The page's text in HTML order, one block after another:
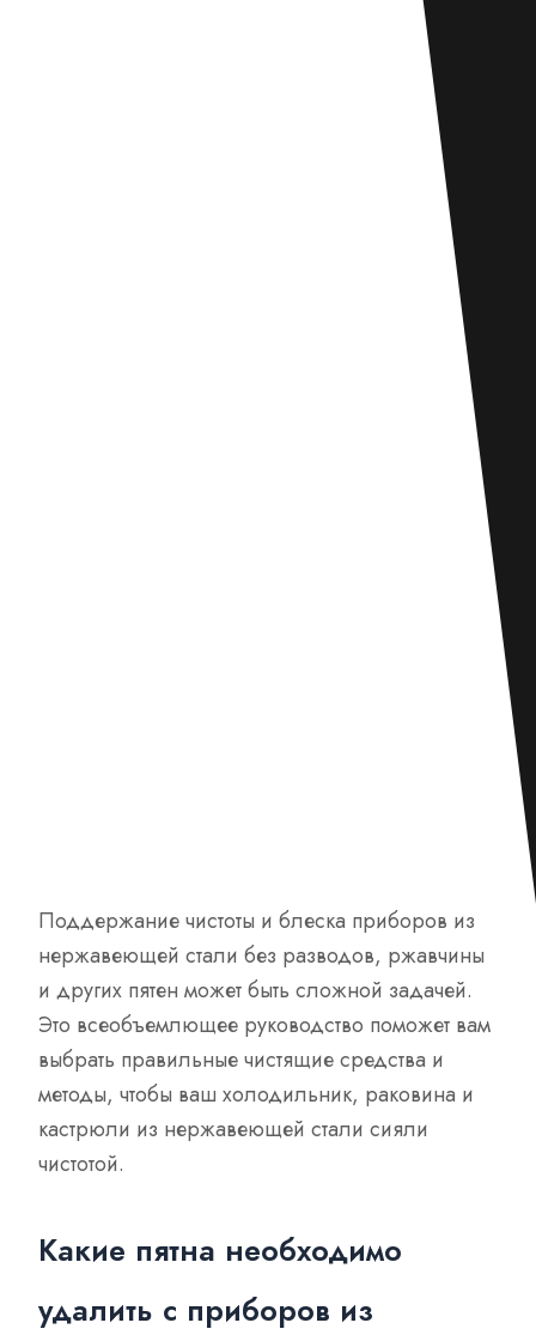
Поддержание чистоты и блеска приборов из
нержавеющей стали без разводов, ржавчины
и других пятен может быть сложной задачей.
Это всеобъемлющее руководство поможет вам
выбрать правильные чистящие средства и
методы, чтобы ваш холодильник, раковина и
кастрюли из нержавеющей стали сияли
чистотой.
Какие пятна необходимо
удалить с приборов из